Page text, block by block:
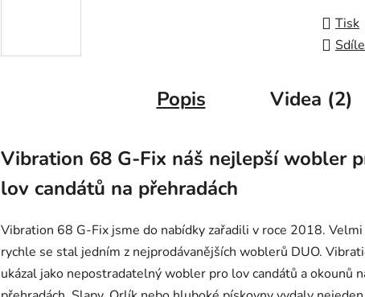
Tisk
Popis Videa (2)
Vibration 68 G-Fix náš nejlepší wobler
lov candátů na přehradách
Vibration 68 G-Fix jsme do nabídky zařadili v roce 2018. Velmi
rychle se stal jedním z nejprodávanějších woblerů DUO.
ukázal jako nepostradatelný wobler pro lov candátů a okounů